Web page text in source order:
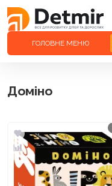
ГОЛОВНЕ МЕНЮ
Доміно